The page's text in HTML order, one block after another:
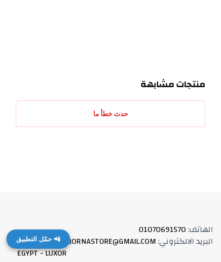
📲 حمّل التطبيق
منتجات مشابهة
حدث خطأ ما
الهاتف:
01070691570
البريد الالكتروني:
QORNASTORE@GMAIL.COM العنوان:
EGYPT - LUXOR